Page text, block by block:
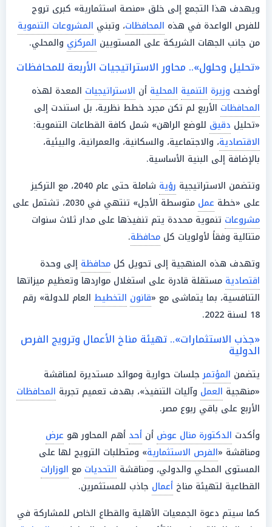
ويهدف هذا التجمع إلى خلق «منصة استثمارية» كبرى تروج
للفرص الواعدة في هذه المحافظات، وتبني المشروعات التنموية
من جانب الجهات الشريكة على المستويين المركزي والمحلي.
«تحليل وحلول».. محاور الاستراتيجيات الأربعة للمحافظات
أوضحت وزيرة التنمية المحلية أن الاستراتيجيات المعدة لهذه
المحافظات الأربع لم تكن مجرد خطط نظرية، بل استندت إلى
«تحليل دقيق للوضع الراهن» شمل كافة القطاعات التنموية:
الاقتصادية، والاجتماعية، والسكانية، والعمرانية، والبيئية،
بالإضافة إلى البنية الأساسية.
وتتضمن الاستراتيجية رؤية
شاملة حتى عام 2040، مع التركيز
على «خطة عمل متوسطة الأجل» تنتهي في 2030، تشتمل على
مشروعات تنموية محددة يتم تنفيذها على مدار ثلاث سنوات
متتالية وفقاً لأولويات كل محافظة.
وتهدف هذه المنهجية إلى تحويل كل محافظة إلى وحدة
اقتصادية مستقلة قادرة على استغلال مواردها وتعظيم ميزاتها
التنافسية، بما يتماشى مع «قانون التخطيط العام للدولة» رقم
18 لسنة 2022.
«جذب الاستثمارات».. تهيئة مناخ الأعمال وترويج الفرص
الدولية
يتضمن المؤتمرجلسات حوارية وموائد مستديرة لمناقشة
«منهجية العمل وآليات التنفيذ»، بهدف تعميم تجربة المحافظات
الأربع على باقي ربوع مصر.
وأكدت الدكتورة منال عوض أن أحد أهم المحاور هو عرض
ومناقشة «الفرص الاستثمارية» ومتطلبات الترويج لها على
المستوى المحلي والدولي، ومناقشة التحديات مع الوزارات
القطاعية لتهيئة مناخ أعمال جاذب للمستثمرين.
كما سيتم دعوة الجمعيات الأهلية والقطاع الخاص للمشاركة في